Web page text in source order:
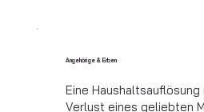
Angehörige & Erben
Eine Haushaltsauflösung
Verlust eines geliebten